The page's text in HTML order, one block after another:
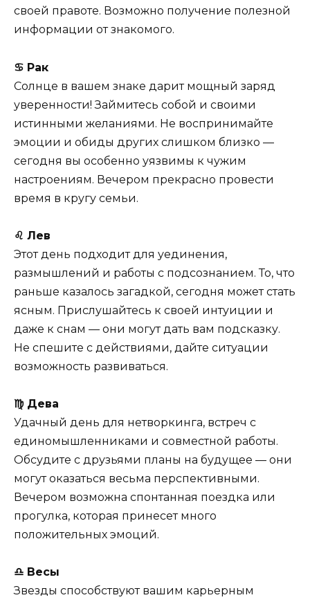
своей правоте. Возможно получение полезной
информации от знакомого.
♋ Рак
Солнце в вашем знаке дарит мощный заряд
уверенности! Займитесь собой и своими
истинными желаниями. Не воспринимайте
эмоции и обиды других слишком близко —
сегодня вы особенно уязвимы к чужим
настроениям. Вечером прекрасно провести
время в кругу семьи.
♌ Лев
Этот день подходит для уединения,
размышлений и работы с подсознанием. То, что
раньше казалось загадкой, сегодня может стать
ясным. Прислушайтесь к своей интуиции и
даже к снам — они могут дать вам подсказку.
Не спешите с действиями, дайте ситуации
возможность развиваться.
♍ Дева
Удачный день для нетворкинга, встреч с
единомышленниками и совместной работы.
Обсудите с друзьями планы на будущее — они
могут оказаться весьма перспективными.
Вечером возможна спонтанная поездка или
прогулка, которая принесет много
положительных эмоций.
♎ Весы
Звезды способствуют вашим карьерным